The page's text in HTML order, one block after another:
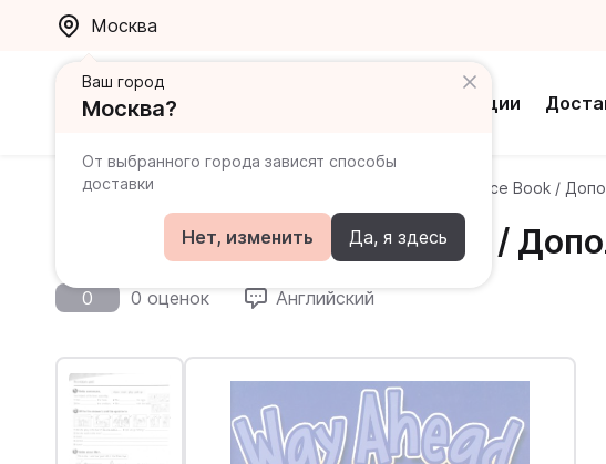
Москва
Акции
Ваш город
Москва?
От выбранного города зависят способы
доставки
Нет, изменить Да, я здесь
Главная Каталог Way Ahead 4 Practice Book /
Way Ahead 4 Practice Book /
0 0 оценок Английский